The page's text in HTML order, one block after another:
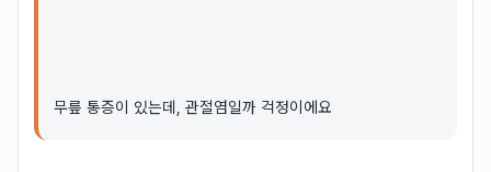
무릎 통증이 있는데, 관절염일까 걱정이에요